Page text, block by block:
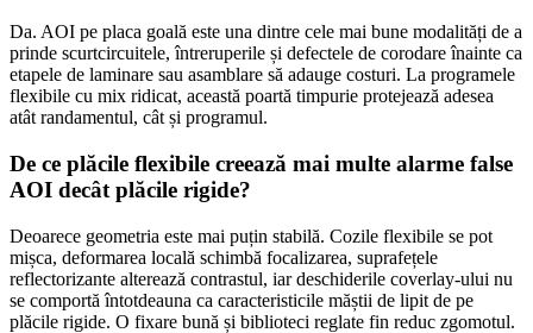
Da. AOI pe placa goală este una dintre cele mai bune modalități de a
prinde scurtcircuitele, întreruperile și defectele de corodare înainte ca
etapele de laminare sau asamblare să adauge costuri. La programele
flexibile cu mix ridicat, această poartă timpurie protejează adesea
atât randamentul, cât și programul.
De ce plăcile flexibile creează mai multe alarme false
AOI decât plăcile rigide?
Deoarece geometria este mai puțin stabilă. Cozile flexibile se pot
mișca, deformarea locală schimbă focalizarea, suprafețele
reflectorizante alterează contrastul, iar deschiderile coverlay-ului nu
se comportă întotdeauna ca caracteristicile măștii de lipit de pe
plăcile rigide. O fixare bună și biblioteci reglate fin reduc zgomotul.